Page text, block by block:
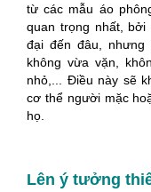
từ các mẫu áo
quan trọng nhất,
đại đến đâu, nhưng
không vừa vặn,
nhỏ,... Điều này sẽ
cơ thể người mặc
họ.
Lên ý tưởng